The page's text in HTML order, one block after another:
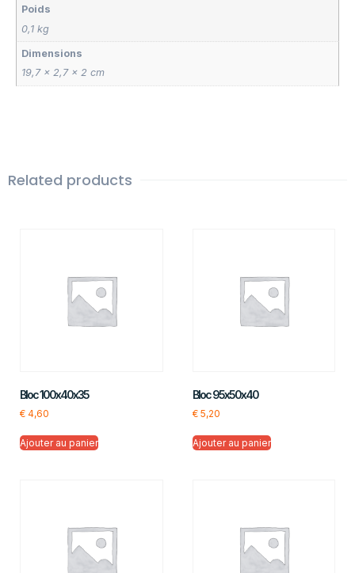
Poids
0,1 kg
Dimensions
19,7 × 2,7 × 2 cm
Related products
Bloc 100x40x35
€ 4,60
Ajouter au panier
Bloc 95x50x40
€5,20
Ajouter au panier